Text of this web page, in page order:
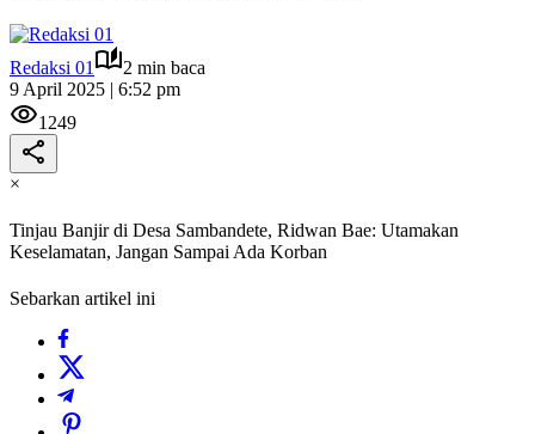
Redaksi 01
2 min baca
9 April 2025 | 6:52 pm
1249
×
Tinjau Banjir di Desa Sambandete, Ridwan Bae: Utamakan
Keselamatan, Jangan Sampai Ada Korban
Sebarkan artikel ini